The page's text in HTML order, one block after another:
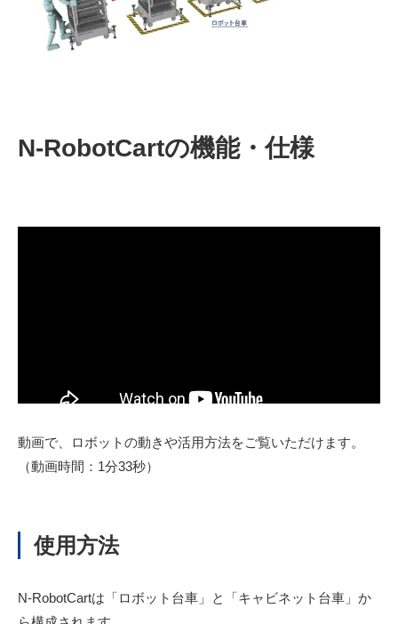
N-RobotCartの機能・仕様
動画で、ロボットの動きや活用方法をご覧いただけます。
（動画時間：1分33秒）
使用方法
N-RobotCartは「ロボット台車」と「キャビネット台車」か